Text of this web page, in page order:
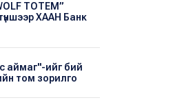
TOTEM”
ХААН Банк
аймаг"-ийг бий
том зорилго